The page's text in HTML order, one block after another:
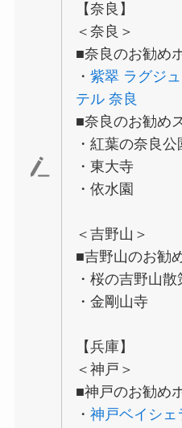
【奈良】
＜奈良＞
■奈良のお勧め
・紫翠 ラグジ
テル 奈良
■奈良のお勧め
・紅葉の奈良
・東大寺
・依水園
＜吉野山＞
■吉野山のお勧
・桜の吉野山散
・金剛山寺
【兵庫】
＜神戸＞
■神戸のお勧め
・神戸ベイシェ